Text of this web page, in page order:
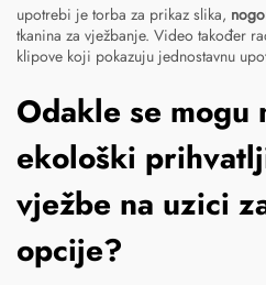
upotrebi je torba za prikaz slika,
tkanina za vježbanje. Video također
klipove koji pokazuju jednostavnu
Odakle se mogu
ekološki
vježbe na uzici
opcije?